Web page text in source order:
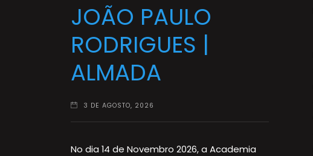
JOÃO PAULO
RODRIGUES |
ALMADA
3 DE AGOSTO, 2026
No dia 14 de Novembro 2026, a Academia